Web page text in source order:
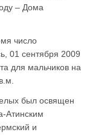
– Дома
число
01 сентября 2009
для мальчиков на
был освящен
Атинским
и